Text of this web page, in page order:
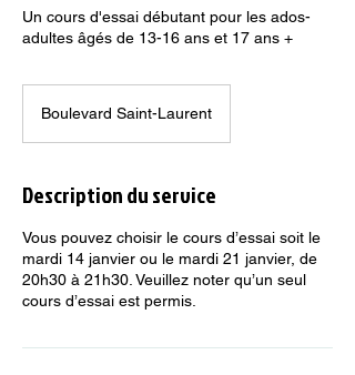
Un cours d'essai débutant pour les ados-
adultes âgés de 13-16 ans et 17 ans +
Boulevard Saint-Laurent
Description du service
Vous pouvez choisir le cours d’essai soit le
mardi 14 janvier ou le mardi 21 janvier, de
20h30 à 21h30. Veuillez noter qu’un seul
cours d’essai est permis.